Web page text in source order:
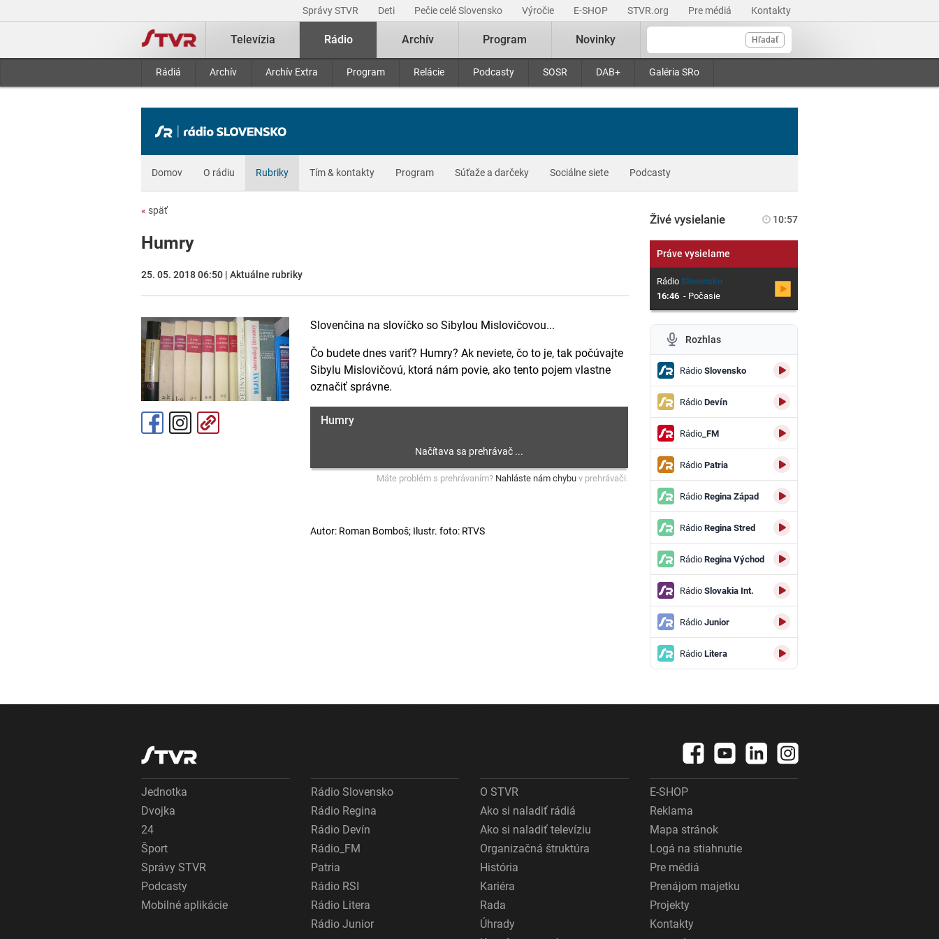
Správy STVR Deti Pečie celé Slovensko Výročie E-SHOP STVR.org Pre médiá Kontakty
Hľadať
Televízia Rádio
Rádiá Archív Archív Extra Program Relácie Podcasty SOSR DAB+ Galéria SRo
Archív Program Novinky
Domov O rádiu Rubriky Tím & kontakty Program Súťaže a darčeky Sociálne siete Podcasty
« späť
Humry
25. 05. 2018 06:50 | Aktuálne rubriky
Slovenčina na slovíčko so Sibylou Mislovičovou...
Čo budete dnes variť? Humry? Ak neviete, čo to je, tak počúvajte
Sibylu Mislovičovú, ktorá nám povie, ako tento pojem vlastne
označiť správne.
Humry
Máte problém s prehrávaním? Nahláste nám chybu v prehrávači.
Autor: Roman Bomboš; Ilustr. foto: RTVS
Živé vysielanie 10:57
Práve vysielame
RádioSlovensko
16:46 - Počasie
Rozhlas
RádioSlovensko
RádioDevín
Rádio_FM
RádioPatria
RádioRegina Západ
RádioRegina Stred
RádioRegina Východ
RádioSlovakia Int.
RádioJunior
RádioLitera
Jednotka
Dvojka
24
Šport
Správy STVR
Podcasty
Mobilné aplikácie
Rádio Slovensko
Rádio Regina
Rádio Devín
Rádio_FM
Patria
Rádio RSI
Rádio Litera
Rádio Junior
O STVR
Ako si naladiť rádiá
Ako si naladiť televíziu
Organizačná štruktúra
História
Kariéra
Rada
Úhrady
E-SHOP
Reklama
Mapa stránok
Logá na stiahnutie
Pre médiá
Prenájom majetku
Projekty
Kontakty